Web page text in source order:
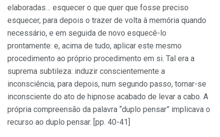
elaboradas… esquecer o que quer que fosse preciso
esquecer, para depois o trazer de volta à memória quando
necessário, e em seguida de novo esquecê-lo
prontamente: e, acima de tudo, aplicar este mesmo
procedimento ao próprio procedimento em si. Tal era a
suprema subtileza: induzir conscientemente a
inconsciência, para depois, num segundo passo, tornar-se
inconsciente do ato de hipnose acabado de levar a cabo. A
própria compreensão da palavra “duplo pensar” implicava o
recurso ao duplo pensar. [pp. 40-41]